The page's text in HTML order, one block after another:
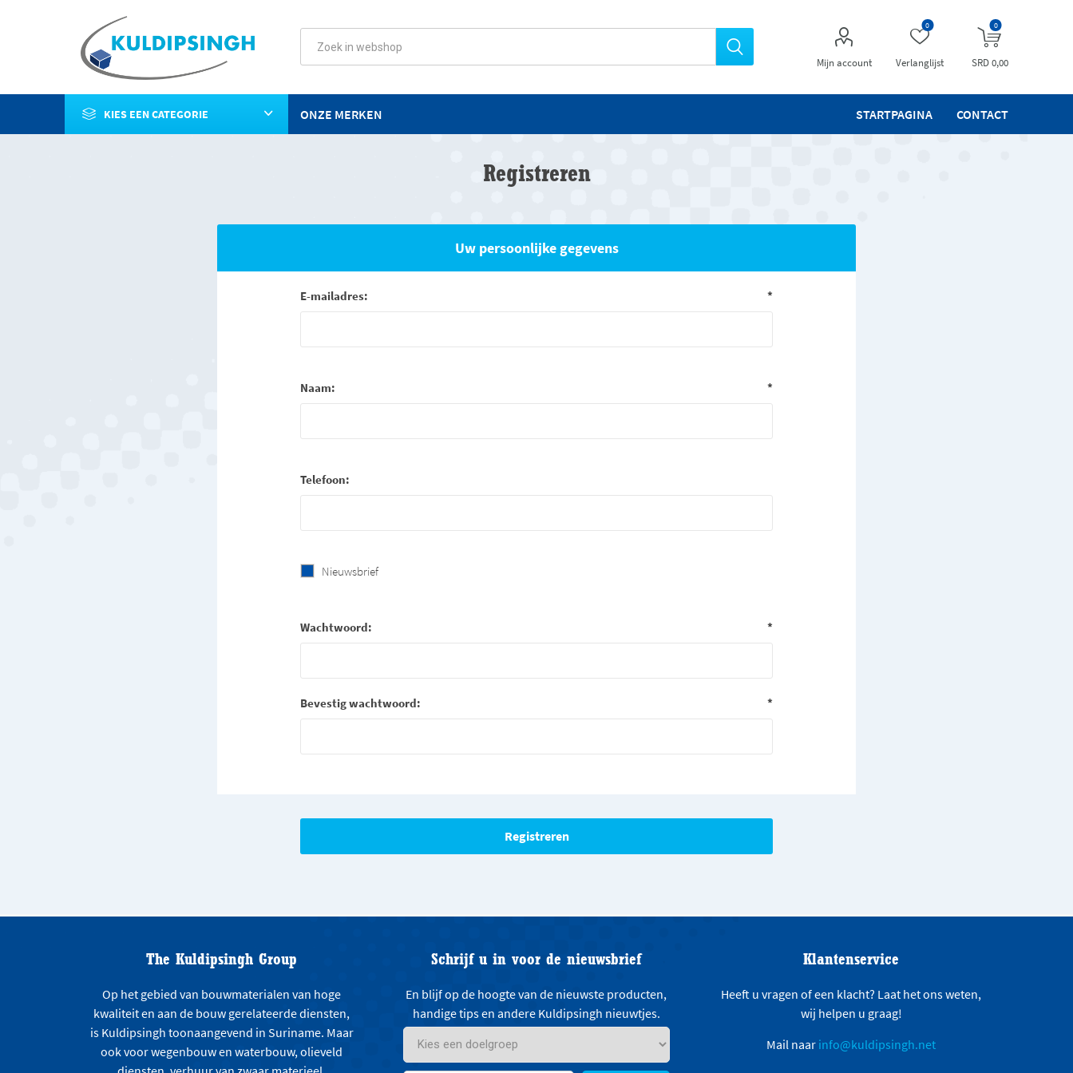
Mijn account Verlanglijst
0 0
SRD 0,00
KIES EEN CATEGORIE STARTPAGINA CONTACT
ONZE MERKEN
Registreren
Uw persoonlijke gegevens
E-mailadres: *
Naam: *
Telefoon:
Nieuwsbrief
Wachtwoord: *
Bevestig wachtwoord: *
The Kuldipsingh Group
Op het gebied van bouwmaterialen van hoge
kwaliteit en aan de bouw gerelateerde diensten,
is Kuldipsingh toonaangevend in Suriname. Maar
ook voor wegenbouw en waterbouw, olieveld
Schrijf u in voor de nieuwsbrief
En blijf op de hoogte van de nieuwste producten,
handige tips en andere Kuldipsingh nieuwtjes.
Klantenservice
Heeft u vragen of een klacht? Laat het ons weten,
wij helpen u graag!
Mail naar info@kuldipsingh.net